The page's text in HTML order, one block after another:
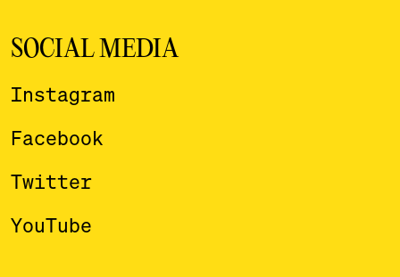
SOCIAL MEDIA
Instagram
Facebook
Twitter
YouTube